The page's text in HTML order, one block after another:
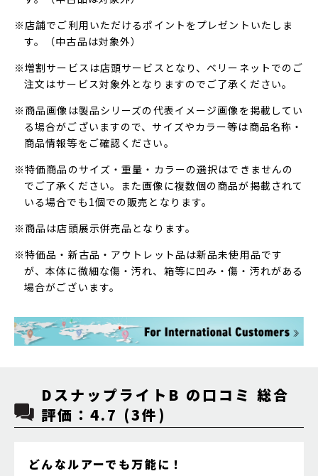
※店舗でご利用いただけるポイントをプレゼントいたしま
す。（中古品は対象外）
※増割サービスは店頭サービスとなり、ベリーネットでのご
注文はサービス対象外となりますのでご了承ください。
※商品画像は製品シリーズの代表イメージ画像を掲載してい
る場合がございますので、サイズやカラー等は商品名称・
商品情報等をご確認ください。
※特価商品のサイズ・重量・カラーの選択はできませんの
でご了承ください。また画像に複数個の商品が掲載されて
いる場合でも1個での販売となります。
※商品は店頭展示併売品となります。
※特価品・新古品・アウトレット品は新品未使用品です
が、本体に微細な傷・汚れ、箱等に凹み・傷・汚れがある
場合がございます。
DスナップライトB の口コミ 総合
評価：4.7 (3件)
どんなルアーでも万能に！